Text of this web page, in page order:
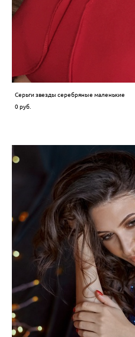
Серьги звезды серебряные маленькие
0 pуб.